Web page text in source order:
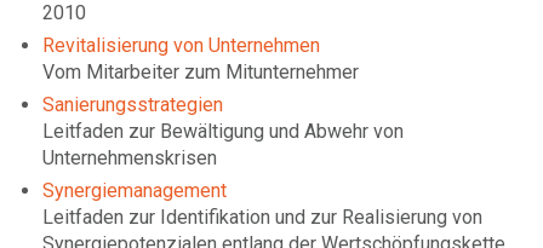
2010
Revitalisierung von Unternehmen
Vom Mitarbeiter zum Mitunternehmer
Sanierungsstrategien
Leitfaden zur Bewältigung und Abwehr von
Unternehmenskrisen
Synergiemanagement
Leitfaden zur Identifikation und zur Realisierung von